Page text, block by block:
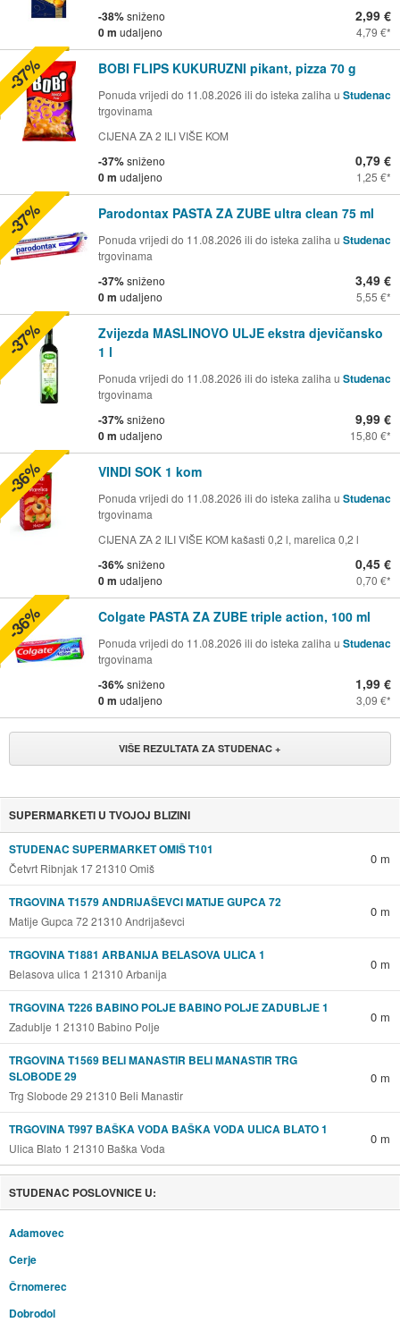
-38%sniženo
0 m udaljeno
2,99 €
4,79 €
BOBI FLIPS KUKURUZNI pikant, pizza 70 g
Ponuda vrijedi do 11.08.2026 ili do isteka zaliha u Studenac
trgovinama
CIJENA ZA 2 ILI VIŠE KOM
-37%sniženo
0 m udaljeno
0,79 €
1,25 €
-37%
Parodontax PASTA ZA ZUBE ultra clean 75 ml
Ponuda vrijedi do 11.08.2026 ili do isteka zaliha u Studenac
trgovinama
-37%sniženo
0 m udaljeno
3,49 €
5,55 €
-37%
Zvijezda MASLINOVO ULJE ekstra djevičansko
1 l
Ponuda vrijedi do 11.08.2026 ili do isteka zaliha u Studenac
trgovinama
-37%sniženo
0 m udaljeno
9,99 €
15,80 €
-37%
VINDI SOK 1 kom
Ponuda vrijedi do 11.08.2026 ili do isteka zaliha u Studenac
trgovinama
CIJENA ZA 2 ILI VIŠE KOM kašasti 0,2 l, marelica 0,2 l
-36%sniženo
0 m udaljeno
0,45 €
0,70 €
-36%
Colgate PASTA ZA ZUBE triple action, 100 ml
Ponuda vrijedi do 11.08.2026 ili do isteka zaliha u Studenac
trgovinama
-36%sniženo
0 m udaljeno
1,99 €
3,09 €
-36%
VIŠE REZULTATA ZA STUDENAC +
SUPERMARKETI U TVOJOJ BLIZINI
STUDENAC SUPERMARKET OMIŠ T101
Četvrt Ribnjak 17 21310 Omiš
0 m
TRGOVINA T1579 ANDRIJAŠEVCI MATIJE GUPCA 72
Matije Gupca 72 21310 Andrijaševci
0 m
TRGOVINA T1881 ARBANIJA BELASOVA ULICA 1
Belasova ulica 1 21310 Arbanija
0 m
TRGOVINA T226 BABINO POLJE BABINO POLJE ZADUBLJE 1
Zadublje 1 21310 Babino Polje
0 m
TRGOVINA T1569 BELI MANASTIR BELI MANASTIR TRG
SLOBODE 29
Trg Slobode 29 21310 Beli Manastir
0 m
TRGOVINA T997 BAŠKA VODA BAŠKA VODA ULICA BLATO 1
Ulica Blato 1 21310 Baška Voda
0 m
STUDENAC POSLOVNICE U:
Adamovec
Cerje
Črnomerec
Dobrodol